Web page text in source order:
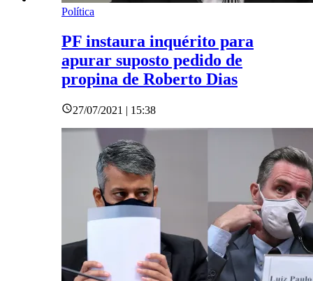
Política
PF instaura inquérito para
apurar suposto pedido de
propina de Roberto Dias
27/07/2021 | 15:38